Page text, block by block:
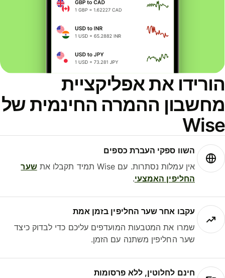
את אפליקציית
ההמרה החינמית של
השוו ספקי העברת כספים
אין עמלות נסתרות. עם Wise תמיד תקבלו את
שער
החליפין האמצעי.
עקבו אחר שער החליפין בזמן אמת
שמרו את המטבעות המועדפים עליכם כדי לבדוק כיצד
שער החליפין משתנה עם הזמן.
חינם לחלוטין, ללא פרסומות